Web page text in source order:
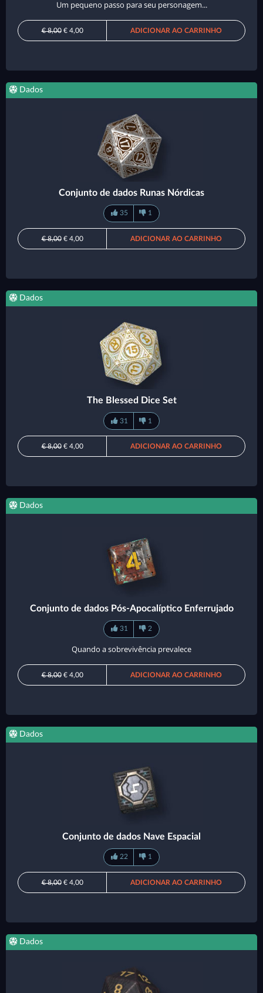
Um pequeno passo para seu personagem...
€ 8,00€ 4,00 ADICIONAR AO CARRINHO
Dados
Conjunto de dados Runas Nórdicas
35 1
€ 8,00€ 4,00 ADICIONAR AO CARRINHO
Dados
The Blessed Dice Set
31 1
€ 8,00€ 4,00 ADICIONAR AO CARRINHO
Dados
Conjunto de dados Pós-Apocalíptico Enferrujado
31 2
Quando a sobrevivência prevalece
€ 8,00€ 4,00 ADICIONAR AO CARRINHO
Dados
Conjunto de dados Nave Espacial
22 1
€ 8,00€ 4,00 ADICIONAR AO CARRINHO
Dados